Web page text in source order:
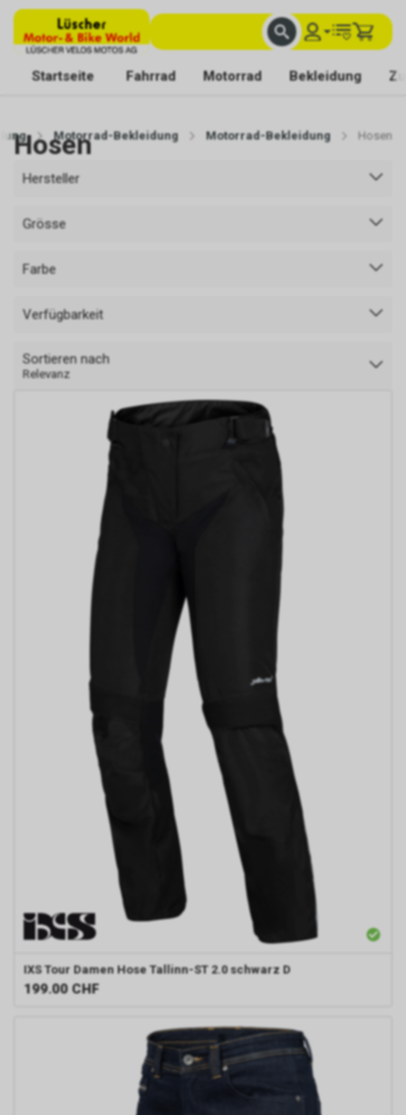
Startseite Fahrrad Motorrad Bekleidung
Motorrad-Bekleidung Motorrad-Bekleidung Hosen
Hosen
Hersteller
Grösse
Farbe
Verfügbarkeit
Sortieren nach
Relevanz
IXS Tour Damen Hose Tallinn-ST 2.0 schwarz D
199.00 CHF